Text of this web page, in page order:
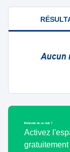
Aucun
Bénévole de ce club ?
Activez